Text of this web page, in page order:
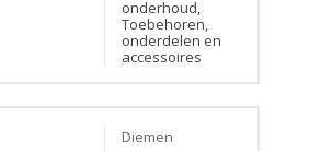
onderhoud,
Toebehoren,
onderdelen en
accessoires
Diemen